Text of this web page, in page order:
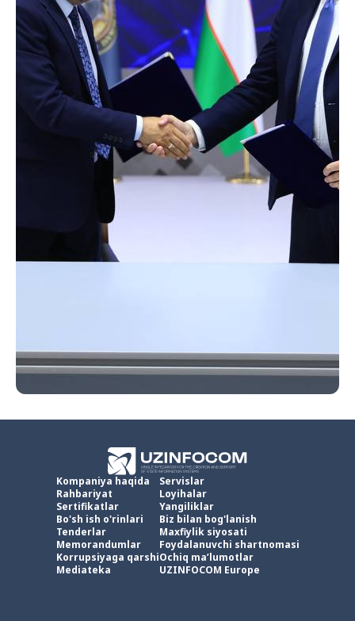
Kompaniya haqida
Rahbariyat
Sertifikatlar
Bo'sh ish o'rinlari
Tenderlar
Memorandumlar
Korrupsiyaga qarshi
Mediateka
Servislar
Loyihalar
Yangiliklar
Biz bilan bog'lanish
Maxfiylik siyosati
Foydalanuvchi shartnomasi
Ochiq ma’lumotlar
UZINFOCOM Europe